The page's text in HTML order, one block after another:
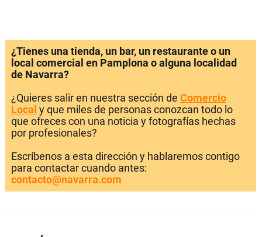
¿Tienes una tienda, un bar, un restaurante o un
local comercial en Pamplona o alguna localidad
de Navarra?
¿Quieres salir en nuestra sección de Comercio
Local y que miles de personas conozcan todo lo
que ofreces con una noticia y fotografías hechas
por profesionales?
Escríbenos a esta dirección y hablaremos contigo
para contactar cuando antes:
contacto@navarra.com